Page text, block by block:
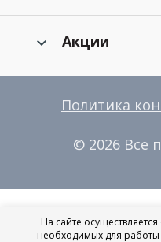
Акции
Политика
© 2026 Все
На сайте
необходимых для работы